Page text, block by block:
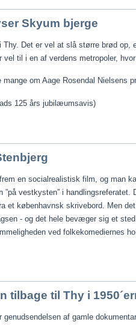
Skyum bjerge
Thy. Det er vel at slå større brød op,
til i en af verdens metropoler, hvor
om Aage Rosendal Nielsens
125 års jubilæumsavis)
en socialrealistisk film, og man
”på vestkysten” i
et københavnsk skrivebord. Men
- og det hele bevæger sig et
ved folkekomediernes
tilbage til Thy i
af gamle